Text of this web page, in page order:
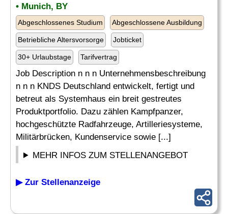
• Munich, BY
Abgeschlossenes Studium Abgeschlossene Ausbildung
Betriebliche Altersvorsorge Jobticket
30+ Urlaubstage Tarifvertrag
Job Description n n n Unternehmensbeschreibung
n n n KNDS Deutschland entwickelt, fertigt und
betreut als Systemhaus ein breit gestreutes
Produktportfolio. Dazu zählen Kampfpanzer,
hochgeschützte Radfahrzeuge, Artilleriesysteme,
Militärbrücken, Kundenservice sowie [...]
MEHR INFOS ZUM STELLENANGEBOT
▶ Zur Stellenanzeige